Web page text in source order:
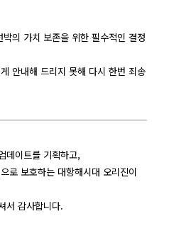
의 가치 보존을 위한 필수적인 결정
안내해 드리지 못해 다시 한번 죄송
데이트를 기획하고,
로 보호하는 대항해시대 오리진이
서 감사합니다.